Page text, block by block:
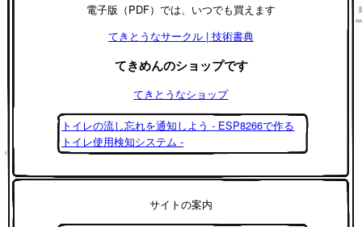
電子版（PDF）では、いつでも買えます
てきとうなサークル | 技術書典
てきめんのショップです
てきとうなショップ
トイレの流し忘れを通知しよう - ESP8266で作る
トイレ使用検知システム -
サイトの案内